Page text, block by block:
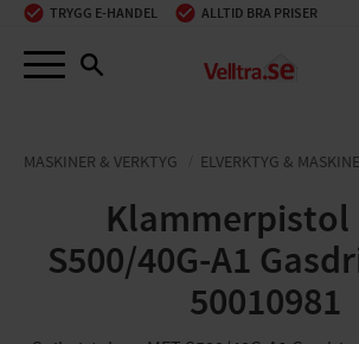
Meny
TRYGG E-HANDEL ALLTID BRA PRISER
MASKINER & VERKTYG ELVERKTYG &
Klammerpistol
S500/40G-A1
50010981